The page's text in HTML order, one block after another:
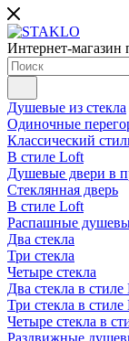
Интернет-магазин
Душевые из стекла
Одиночные
Классический
В стиле Loft
Душевые двери в
Стеклянная дверь
В стиле Loft
Распашные
Два стекла
Три стекла
Четыре стекла
Два стекла в
Три стекла в
Четыре стекла в
Раздвижные